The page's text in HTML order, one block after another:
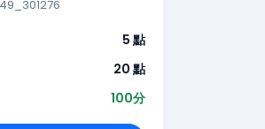
5 點
20 點
100分